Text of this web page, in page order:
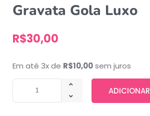
Gravata Gola Luxo
R$30,00
Em até 3x de R$10,00sem juros
ADICIONAR